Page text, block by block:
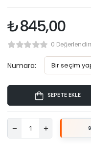
₺845,00
0
Numara:
SEPETE EKLE